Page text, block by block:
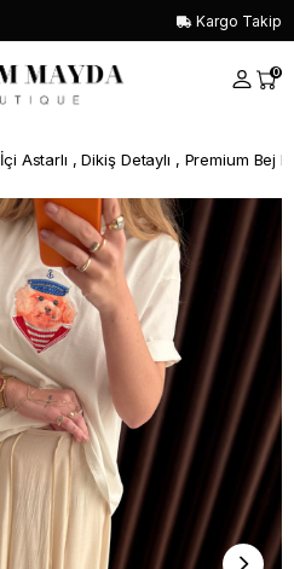
Kargo Takip
0
İçi Astarlı , Dikiş Detaylı , Premium Bej